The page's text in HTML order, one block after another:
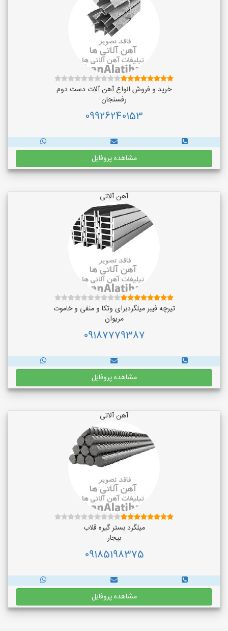
خرید و فروش انواع آهن آلات دست دوم
رفسنجان
09926240153
مشاهده پروفایل
آهن آلاتی
تیرچه فیبر میلگردبرای وتکا و منفی و خاموت
مریوان
09187779387
مشاهده پروفایل
آهن آلاتی
میلگرد بستر گیره قلاب
بیجار
09185198375
مشاهده پروفایل